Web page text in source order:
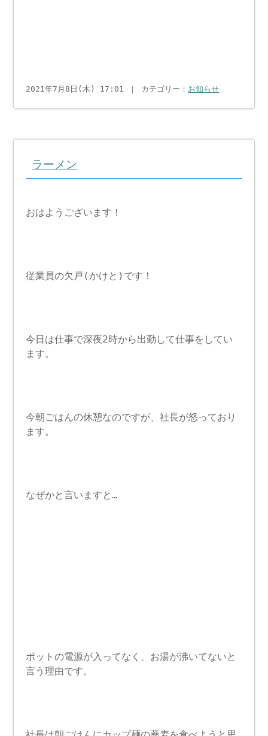
2021年7月8日(木) 17:01 ｜ カテゴリー： お知らせ
ラーメン
おはようございます！
従業員の欠戸(かけと)です！
今日は仕事で深夜2時から出勤して仕事をしてい
ます。
今朝ごはんの休憩なのですが、社長が怒っており
ます。
なぜかと言いますと…
ポットの電源が入ってなく、お湯が沸いてないと
言う理由です。